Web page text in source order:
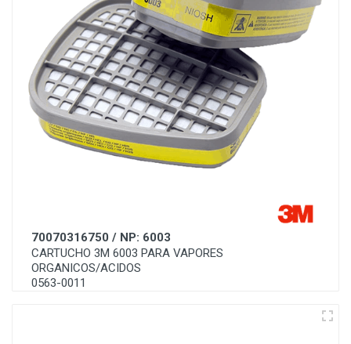
70070316750 / NP: 6003
CARTUCHO 3M 6003 PARA VAPORES
ORGANICOS/ACIDOS
0563-0011